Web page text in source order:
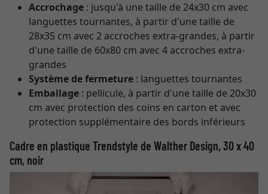
Accrochage : jusqu'à une taille de 24x30 cm avec
languettes tournantes, à partir d'une taille de
28x35 cm avec 2 accroches extra-grandes, à partir
d'une taille de 60x80 cm avec 4 accroches extra-
grandes
Système de fermeture : languettes tournantes
Emballage : pellicule, à partir d'une taille de 20x30
cm avec protection des coins en carton et avec
protection supplémentaire des bords inférieurs
Cadre en plastique Trendstyle de Walther Design, 30 x 40
cm, noir